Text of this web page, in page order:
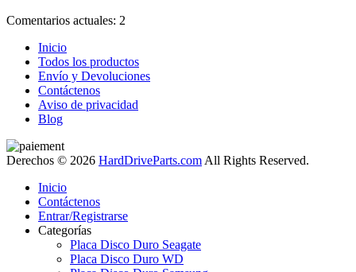
Comentarios actuales: 2
Inicio
Todos los productos
Envío y Devoluciones
Contáctenos
Aviso de privacidad
Blog
Derechos © 2026 HardDriveParts.com All Rights Reserved.
Inicio
Contáctenos
Entrar/Registrarse
Categorías
Placa Disco Duro Seagate
Placa Disco Duro WD